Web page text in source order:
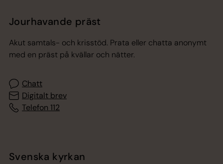
Jourhavande präst
Akut samtals- och krisstöd. Prata eller chatta anonymt
med en präst på kvällar och nätter.
Chatt
Digitalt brev
Telefon 112
Svenska kyrkan